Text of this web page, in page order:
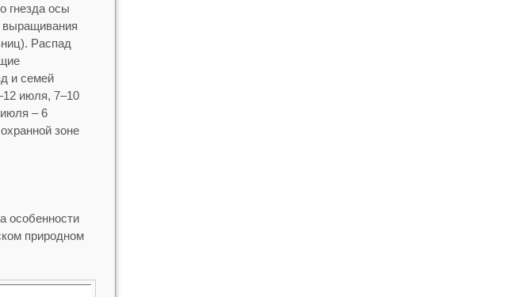
гнезда осы
выращивания
Распад
и семей
июля, 7–10
– 6
зоне
особенности
природном